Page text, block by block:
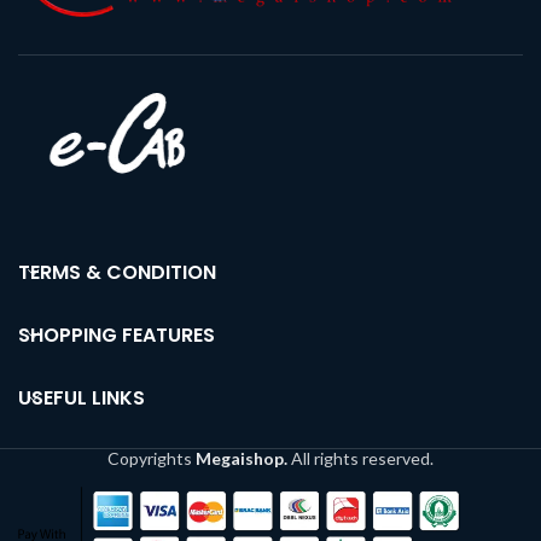
TERMS & CONDITION
SHOPPING FEATURES
USEFUL LINKS
Copyrights Megaishop.All rights reserved.